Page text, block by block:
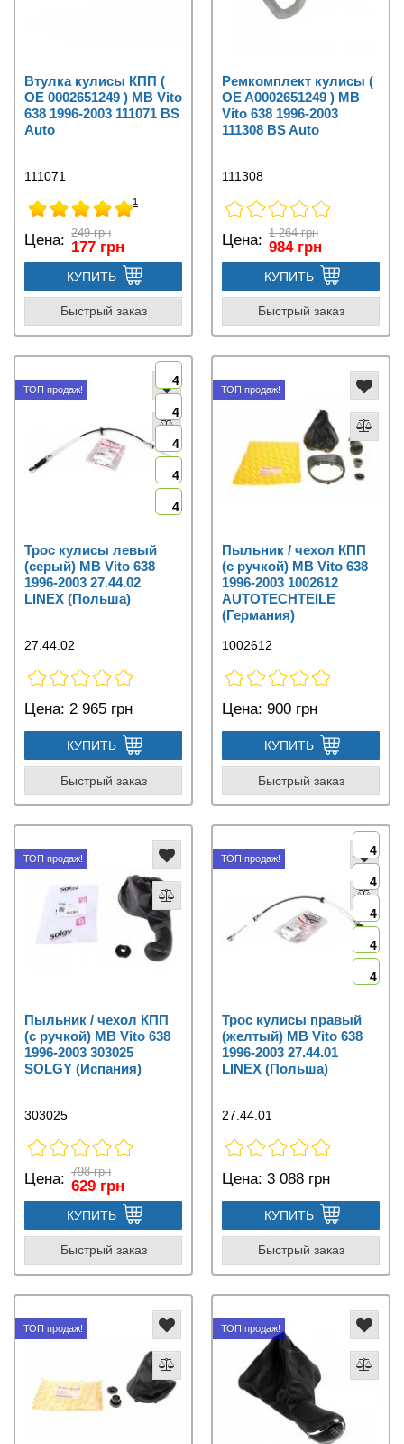
Втулка кулисы КПП (
OE 0002651249 ) MB Vito
638 1996-2003 111071 BS
Auto
111071
1
Цена: 249 грн
177 грн
КУПИТЬ
Быстрый заказ
Ремкомплект кулисы (
OE A0002651249 ) MB
Vito 638 1996-2003
111308 BS Auto
111308
Цена: 1 264 грн
984 грн
КУПИТЬ
Быстрый заказ
ТОП продаж!
4
4
4
4
4
Трос кулисы левый
(серый) MB Vito 638
1996-2003 27.44.02
LINEX (Польша)
27.44.02
Цена: 2 965 грн
КУПИТЬ
Быстрый заказ
ТОП продаж!
Пыльник / чехол КПП
(с ручкой) MB Vito 638
1996-2003 1002612
AUTOTECHTEILE
(Германия)
1002612
Цена: 900 грн
КУПИТЬ
Быстрый заказ
ТОП продаж!
Пыльник / чехол КПП
(с ручкой) MB Vito 638
1996-2003 303025
SOLGY (Испания)
303025
Цена: 798 грн
629 грн
КУПИТЬ
Быстрый заказ
ТОП продаж!
4
4
4
4
4
Трос кулисы правый
(желтый) MB Vito 638
1996-2003 27.44.01
LINEX (Польша)
27.44.01
Цена: 3 088 грн
КУПИТЬ
Быстрый заказ
ТОП продаж! ТОП продаж!